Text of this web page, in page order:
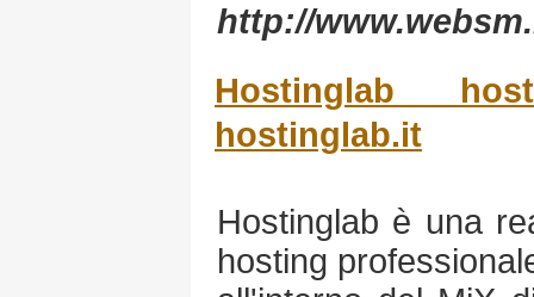
http://
Hostinglab
hostinglab.it
Hostinglab è una
hosting